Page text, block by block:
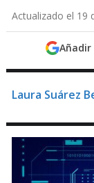
Actualizado el 19
Laura Suárez